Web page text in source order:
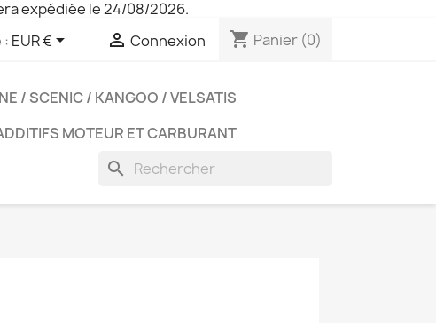
expédiée le 24/08/2026.
: EUR €  Connexion shopping_cart Panier (0)
/ SCENIC / KANGOO / VELSATIS
MOTEUR ET CARBURANT
search